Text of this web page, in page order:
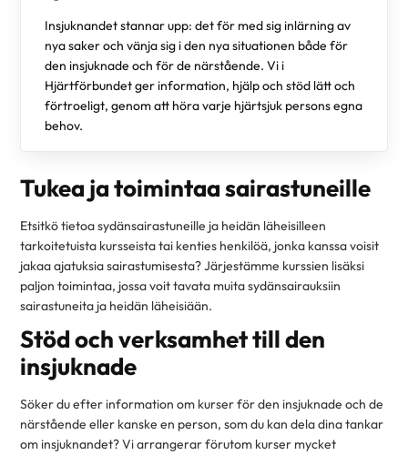
Insjuknandet stannar upp: det för med sig inlärning av
nya saker och vänja sig i den nya situationen både för
den insjuknade och för de närstående. Vi i
Hjärtförbundet ger information, hjälp och stöd lätt och
förtroeligt, genom att höra varje hjärtsjuk persons egna
behov.
Tukea ja toimintaa sairastuneille
Etsitkö tietoa sydänsairastuneille ja heidän läheisilleen
tarkoitetuista kursseista tai kenties henkilöä, jonka kanssa voisit
jakaa ajatuksia sairastumisesta? Järjestämme kurssien lisäksi
paljon toimintaa, jossa voit tavata muita sydänsairauksiin
sairastuneita ja heidän läheisiään.
Stöd och verksamhet till den
insjuknade
Söker du efter information om kurser för den insjuknade och de
närstående eller kanske en person, som du kan dela dina tankar
om insjuknandet? Vi arrangerar förutom kurser mycket